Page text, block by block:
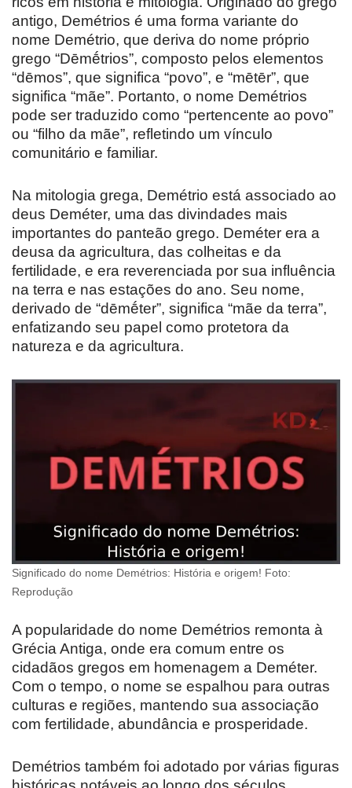
antigo, Demétrios é uma forma variante do
nome Demétrio, que deriva do nome próprio
grego “Dēmḗtrios”, composto pelos elementos
“dēmos”, que significa “povo”, e “mētēr”, que
significa “mãe”. Portanto, o nome Demétrios
pode ser traduzido como “pertencente ao povo”
ou “filho da mãe”, refletindo um vínculo
comunitário e familiar.
Na mitologia grega, Demétrio está associado ao
deus Deméter, uma das divindades mais
importantes do panteão grego. Deméter era a
deusa da agricultura, das colheitas e da
fertilidade, e era reverenciada por sua influência
na terra e nas estações do ano. Seu nome,
derivado de “dēmḗter”, significa “mãe da terra”,
enfatizando seu papel como protetora da
natureza e da agricultura.
Significado do nome Demétrios: História e origem! Foto:
Reprodução
A popularidade do nome Demétrios remonta à
Grécia Antiga, onde era comum entre os
cidadãos gregos em homenagem a Deméter.
Com o tempo, o nome se espalhou para outras
culturas e regiões, mantendo sua associação
com fertilidade, abundância e prosperidade.
Demétrios também foi adotado por várias figuras